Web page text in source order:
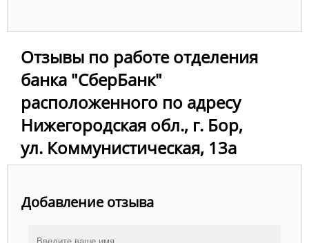
Отзывы по работе отделения
банка "СберБанк"
расположенного по адресу
Нижегородская обл., г. Бор,
ул. Коммунистическая, 13а
Добавление отзыва